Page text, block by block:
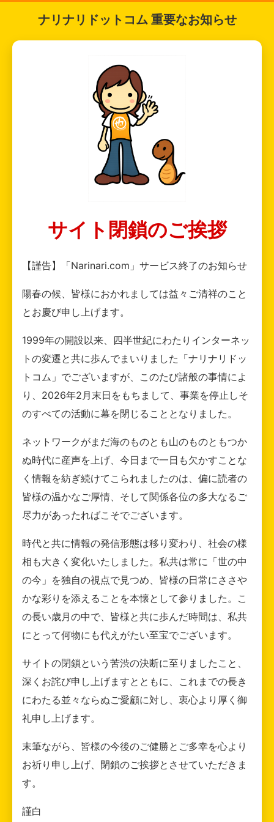
ナリナリドットコム 重要なお知らせ
サイト閉鎖のご挨拶
【謹告】「Narinari.com」サービス終了のお知らせ
陽春の候、皆様におかれましては益々ご清祥のこと
とお慶び申し上げます。
1999年の開設以来、四半世紀にわたりインターネッ
トの変遷と共に歩んでまいりました「ナリナリドッ
トコム」でございますが、このたび諸般の事情によ
り、2026年2月末日をもちまして、事業を停止しそ
のすべての活動に幕を閉じることとなりました。
ネットワークがまだ海のものとも山のものともつか
ぬ時代に産声を上げ、今日まで一日も欠かすことな
く情報を紡ぎ続けてこられましたのは、偏に読者の
皆様の温かなご厚情、そして関係各位の多大なるご
尽力があったればこそでございます。
時代と共に情報の発信形態は移り変わり、社会の様
相も大きく変化いたしました。私共は常に「世の中
の今」を独自の視点で見つめ、皆様の日常にささや
かな彩りを添えることを本懐として参りました。こ
の長い歳月の中で、皆様と共に歩んだ時間は、私共
にとって何物にも代えがたい至宝でございます。
サイトの閉鎖という苦渋の決断に至りましたこと、
深くお詫び申し上げますとともに、これまでの長き
にわたる並々ならぬご愛顧に対し、衷心より厚く御
礼申し上げます。
末筆ながら、皆様の今後のご健勝とご多幸を心より
お祈り申し上げ、閉鎖のご挨拶とさせていただきま
す。
謹白